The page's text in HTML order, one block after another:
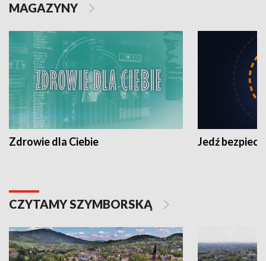
MAGAZYNY
Zdrowie dla Ciebie Jedź
CZYTAMY SZYMBORSKĄ